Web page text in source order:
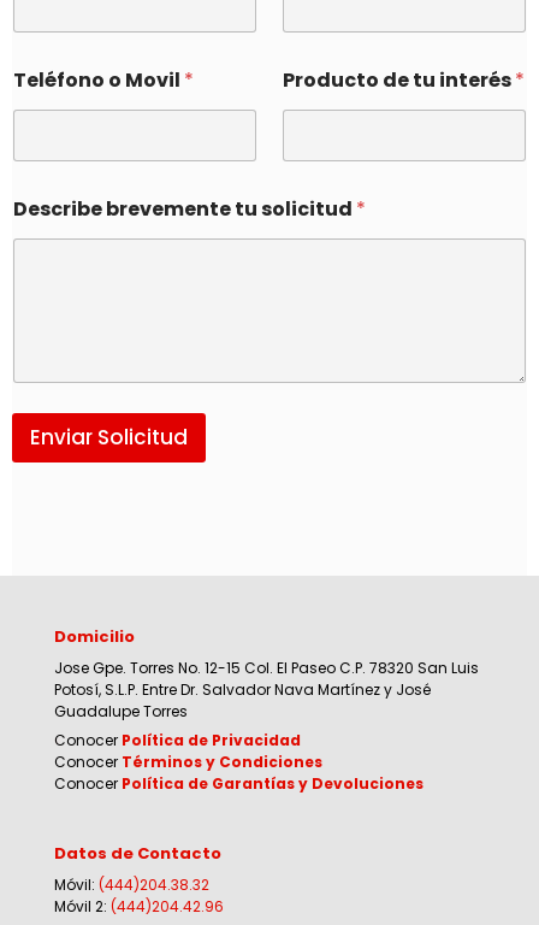
Teléfono o Movil * Producto de tu interés*
Describe brevemente tu solicitud *
Enviar Solicitud
Domicilio
Jose Gpe. Torres No. 12-15 Col. El Paseo C.P. 78320 San Luis
Potosí, S.L.P. Entre Dr. Salvador Nava Martínez y José
Guadalupe Torres
Conocer Política de Privacidad
Conocer Términos y Condiciones
Conocer Política de Garantías y Devoluciones
Datos de Contacto
Móvil: (444)204.38.32
Móvil 2: (444)204.42.96